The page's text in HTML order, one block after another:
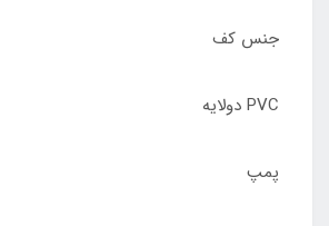
جنس کف
PVC دولایه
پمپ